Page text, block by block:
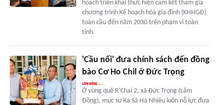
hoạch triển khai thực hiện cam kết tham gia
chương trình Kế hoạch hóa gia đình (KHHGĐ)
toàn cầu đến năm 2030 trên phạm vi toàn
tỉnh.
'Cầu nối' đưa chính sách đến đồng
bào Cơ Ho Chil ở Đức Trọng
Ở vùng quê R'Chai 2, xã Đức Trọng (Lâm
Đồng), mục sư Ka Să Ha Nhiêu luôn nỗ lực đưa